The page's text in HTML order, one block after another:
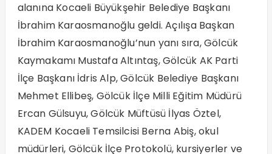
alanına Kocaeli Büyükşehir Belediye Başkanı
İbrahim Karaosmanoğlu geldi. Açılışa Başkan
İbrahim Karaosmanoğlu’nun yanı sıra, Gölcük
Kaymakamı Mustafa Altıntaş, Gölcük AK Parti
İlçe Başkanı İdris Alp, Gölcük Belediye Başkanı
Mehmet Ellibeş, Gölcük İlçe Milli Eğitim Müdürü
Ercan Gülsuyu, Gölcük Müftüsü İlyas Öztel,
KADEM Kocaeli Temsilcisi Berna Abiş, okul
müdürleri, Gölcük İlçe Protokolü, kursiyerler ve